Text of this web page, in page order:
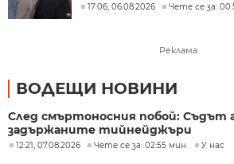
17:06, 06.08.2026 Чете се за:
Реклама
ВОДЕЩИ НОВИНИ
След смъртоносния побой: Съдът
задържаните тийнейджъри
12:21, 07.08.2026 Чете се за: 02:55 мин. У нас